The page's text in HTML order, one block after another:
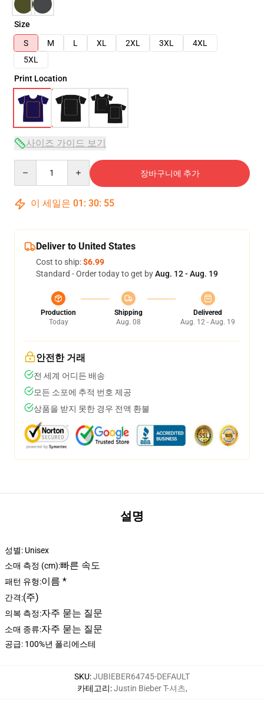
Size
S
M L XL 2XL 3XL
4XL
5XL
Print Location
사이즈 가이드 보기
장바구니에 추가
이 세일은 01 : 30: 54
Deliver to United States
Cost to ship:$6.99
Standard - Order today to get byAug. 12 - Aug. 19
Production
Today
Shipping
Aug. 08
Delivered
Aug. 12 - Aug. 19
안전한 거래
전 세계 어디든 배송
모든 소포에 추적 번호 제공
상품을 받지 못한 경우 전액 환불
설명
성별: Unisex
소매 측정 (cm):빠른 속도
패턴 유형:이름 *
간격:(주)
의복 측정:자주 묻는 질문
소매 종류:자주 묻는 질문
공급: 100%년 폴리에스테
SKU:JUBIEBER64745-DEFAULT
카테고리:Justin Bieber T-셔츠,